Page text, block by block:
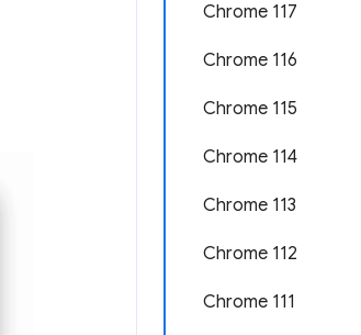
Chrome 117
Chrome 116
Chrome 115
Chrome 114
Chrome 113
Chrome 112
Chrome 111